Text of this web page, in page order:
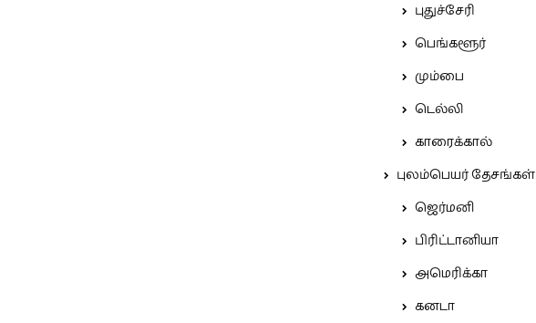
புதுச்சேரி
பெங்களூர்
மும்பை
டெல்லி
காரைக்கால்
புலம்பெயர் தேசங்கள்
ஜெர்மனி
பிரிட்டானியா
அமெரிக்கா
கனடா